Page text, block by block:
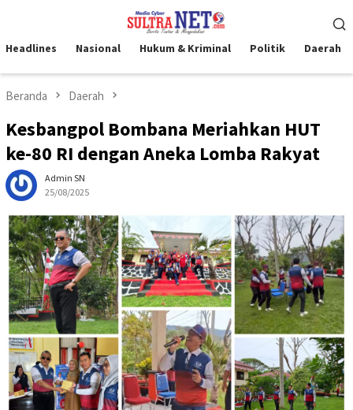
kontenMobile
Headlines Nasional Hukum & Kriminal Politik Daerah
Beranda Daerah
Kesbangpol Bombana Meriahkan HUT
ke-80 RI dengan Aneka Lomba Rakyat
Admin SN
25/08/2025